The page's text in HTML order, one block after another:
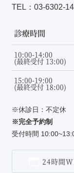
TEL： 03-6302-
診療時間
10:00-14:00
(最終受付 13:00)
15:00-19:00
(最終受付 18:00)
※休診日：不定休
※完全予約制
受付時間
24時間